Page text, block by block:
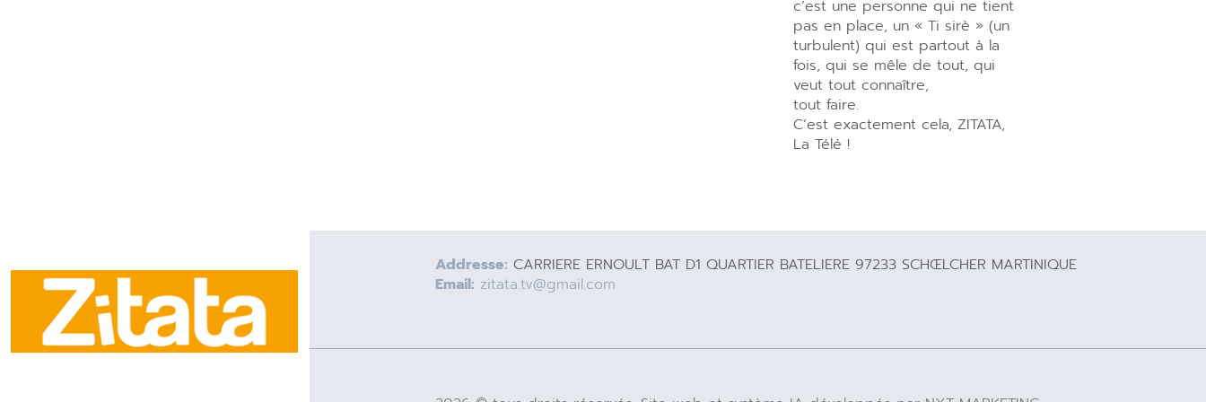
c’est une personne qui ne tient
pas en place, un « Ti sirè » (un
turbulent) qui est partout à la
fois, qui se mêle de tout, qui
veut tout connaître,
tout faire.
C’est exactement cela, ZITATA,
La Télé !
Addresse: CARRIERE ERNOULT BAT D1 QUARTIER BATELIERE 97233 SCHŒLCHER MARTINIQUE
Email: zitata.tv@gmail.com